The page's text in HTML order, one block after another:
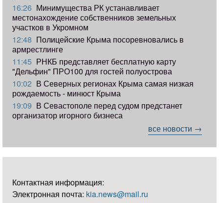
16:26 Минимущества РК устанавливает
местонахождение собственников земельных
участков в Укромном
12:48 Полицейские Крыма посоревновались в
армрестлинге
11:45 РНКБ представляет бесплатную карту
"Дельфин" ПРО100 для гостей полуострова
10:02 В Северных регионах Крыма самая низкая
рождаемость - минюст Крыма
19:09 В Севастополе перед судом предстанет
организатор игорного бизнеса
все новости →
Контактная информация:
Электронная почта: kia.news@mail.ru